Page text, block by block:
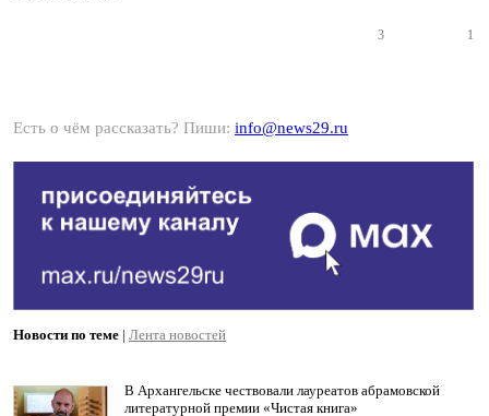
3 1
Есть о чём рассказать? Пиши: info@news29.ru
Новости по теме | Лента новостей
В Архангельске чествовали лауреатов абрамовской
литературной премии «Чистая книга»